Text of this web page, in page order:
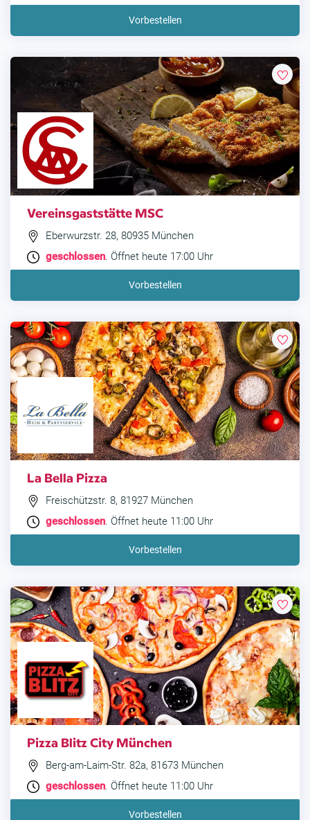
Vorbestellen
Vereinsgaststätte MSC
Eberwurzstr. 28, 80935 München
geschlossen. Öffnet heute 17:00 Uhr
Vorbestellen
La Bella Pizza
Freischützstr. 8, 81927 München
geschlossen. Öffnet heute 11:00 Uhr
Vorbestellen
Pizza Blitz City München
Berg-am-Laim-Str. 82a, 81673 München
geschlossen. Öffnet heute 11:00 Uhr
Vorbestellen